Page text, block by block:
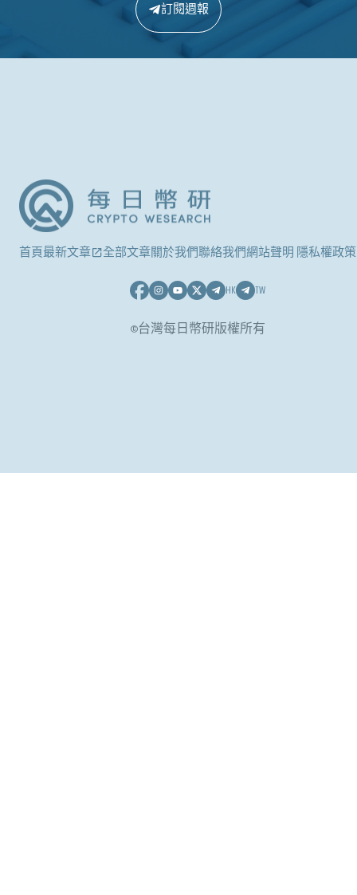
訂閱週報
首頁最新文章 全部文章關於我們聯絡我們網站聲明 隱私權政策
HK TW
©台灣每日幣研版權所有